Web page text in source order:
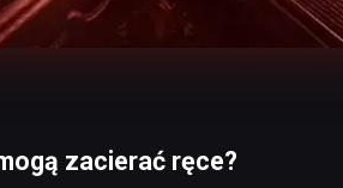
zacierać ręce?